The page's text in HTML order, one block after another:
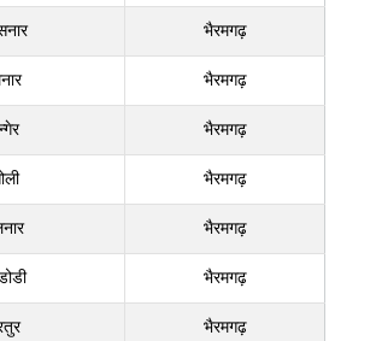
भैरमगढ़
भैरमगढ़
भैरमगढ़
भैरमगढ़
भैरमगढ़
भैरमगढ़
भैरमगढ़